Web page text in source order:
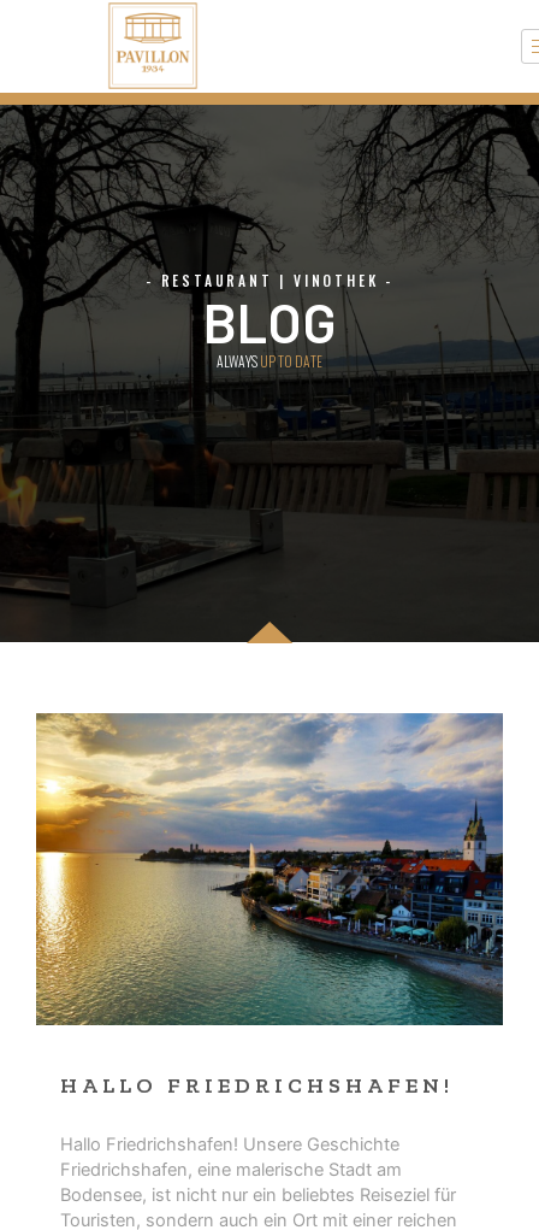
- RESTAURANT | VINOTHEK -
BLOG
ALWAYS UP TO DATE
HALLO FRIEDRICHSHAFEN!
Hallo Friedrichshafen! Unsere Geschichte
Friedrichshafen, eine malerische Stadt am
Bodensee, ist nicht nur ein beliebtes Reiseziel für
Touristen, sondern auch ein Ort mit einer reichen